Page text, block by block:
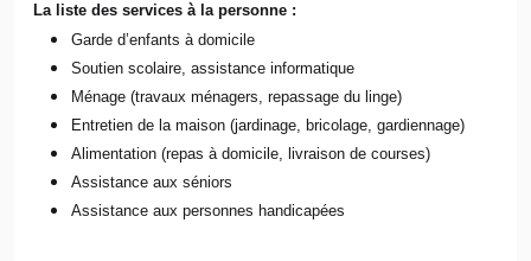
La liste des services à la personne :
Garde d’enfants à domicile
Soutien scolaire, assistance informatique
Ménage (travaux ménagers, repassage du linge)
Entretien de la maison (jardinage, bricolage, gardiennage)
Alimentation (repas à domicile, livraison de courses)
Assistance aux séniors
Assistance aux personnes handicapées